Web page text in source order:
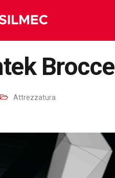
Brocce
Attrezzatura